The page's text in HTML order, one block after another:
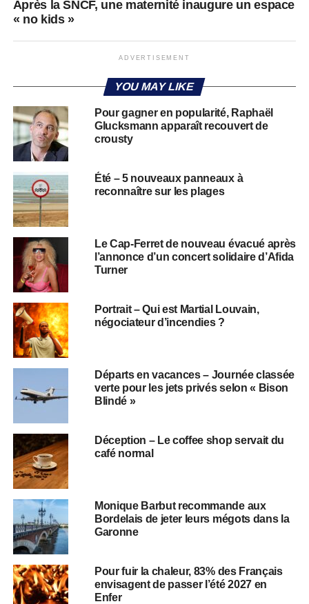
Après la SNCF, une maternité inaugure un espace
« no kids »
ADVERTISEMENT
YOU MAY LIKE
Pour gagner en popularité, Raphaël
Glucksmann apparaît recouvert de
crousty
Été – 5 nouveaux panneaux à
reconnaître sur les plages
Le Cap-Ferret de nouveau évacué après
l’annonce d’un concert solidaire d’Afida
Turner
Portrait – Qui est Martial Louvain,
négociateur d’incendies ?
Départs en vacances – Journée classée
verte pour les jets privés selon « Bison
Blindé »
Déception – Le coffee shop servait du
café normal
Monique Barbut recommande aux
Bordelais de jeter leurs mégots dans la
Garonne
Pour fuir la chaleur, 83% des Français
envisagent de passer l’été 2027 en
Enfer